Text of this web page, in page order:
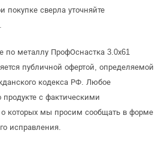
покупке сверла уточняйте
по металлу ПрофОснастка 3.0х61
публичной офертой, определяемой
кодекса РФ. Любое
с фактическими
о которых мы просим сообщать в форме
исправления.